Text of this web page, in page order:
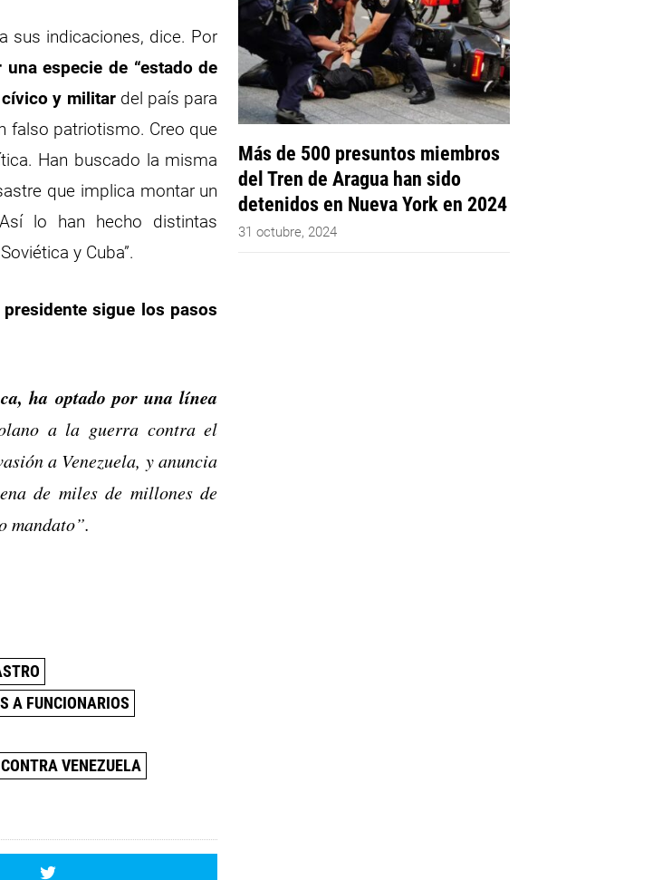
sus indicaciones, dice. Por
especie de “estado de
y militardel país para
falso patriotismo. Creo que
Han buscado la misma
que implica montar un
lo han hecho distintas
y Cuba”.
presidente sigue los pasos
ha optado por una línea
a la guerra contra el
a Venezuela, y anuncia
de miles de millones de
mandato”.
A FUNCIONARIOS
VENEZUELA
Más de 500 presuntos miembros
del Tren de Aragua han sido
detenidos en Nueva York en 2024
31 octubre, 2024